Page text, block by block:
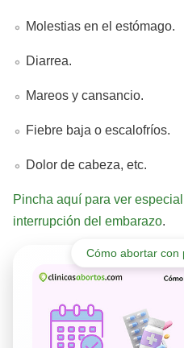
Molestias en el estómago.
Diarrea.
Mareos y cansancio.
Fiebre baja o escalofríos.
Dolor de cabeza, etc.
Pincha aquí para ver
interrupción del embarazo.
Cómo abortar con